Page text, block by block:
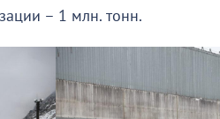
– 1 млн. тонн.